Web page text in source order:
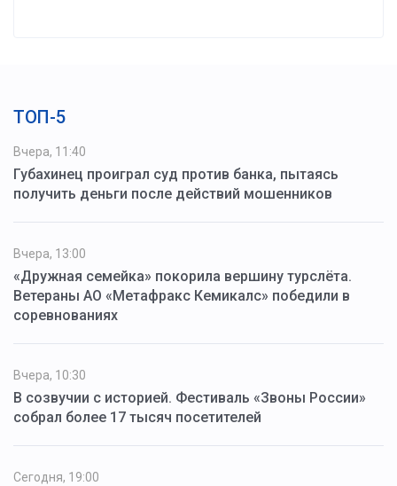
ТОП-5
Вчера, 11:40
Губахинец проиграл суд против банка, пытаясь
получить деньги после действий мошенников
Вчера, 13:00
«Дружная семейка» покорила вершину турслёта.
Ветераны АО «Метафракс Кемикалс» победили в
соревнованиях
Вчера, 10:30
В созвучии с историей. Фестиваль «Звоны России»
собрал более 17 тысяч посетителей
Сегодня, 19:00